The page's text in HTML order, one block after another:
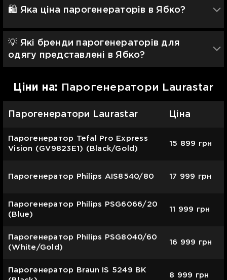
🛍️ Яка ціна парогенераторів в Ябко?
💡 Які бренди парогенераторів для
одягу представлені в Ябко?
Цiни на: Парогенератори Laurastar
Парогенератори Laurastar Ціна
Парогенератор Tefal Pro Express
Vision (GV9823E1) (Black/Gold)
15 899 грн
Парогенератор Philips AIS8540/80 17 999 грн
Парогенератор Philips PSG6066/20
(Blue)
11 999 грн
Парогенератор Philips PSG8040/60
(White/Gold)
16 999 грн
Парогенератор Braun IS 5249 BK
8 999 грн